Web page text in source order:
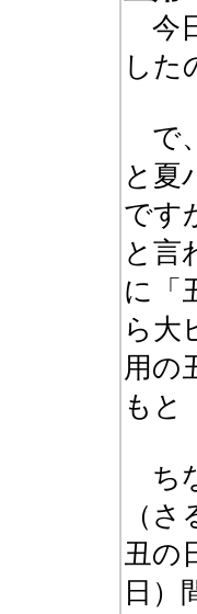
今
した
で
と夏
です
と言
に「
ら大
用の
もと
ち
（
丑の
日）